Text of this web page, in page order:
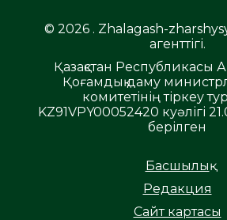
© 2026 . Zhalagash-
агенттігі.
Қазақстан Республикасы
Қоғамдық даму
комитетінің тіркеу
KZ91VPY00052420 куәлігі
берілген
Басшылық
Редакция
Сайт картасы